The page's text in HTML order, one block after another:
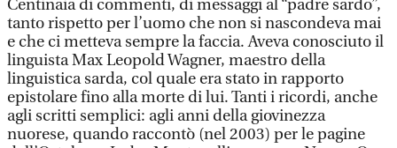
Centinaia di commenti, di messaggi al “padre sardo”,
tanto rispetto per l’uomo che non si nascondeva mai
e che ci metteva sempre la faccia. Aveva conosciuto il
linguista Max Leopold Wagner, maestro della
linguistica sarda, col quale era stato in rapporto
epistolare fino alla morte di lui. Tanti i ricordi, anche
agli scritti semplici: agli anni della giovinezza
nuorese, quando raccontò (nel 2003) per le pagine